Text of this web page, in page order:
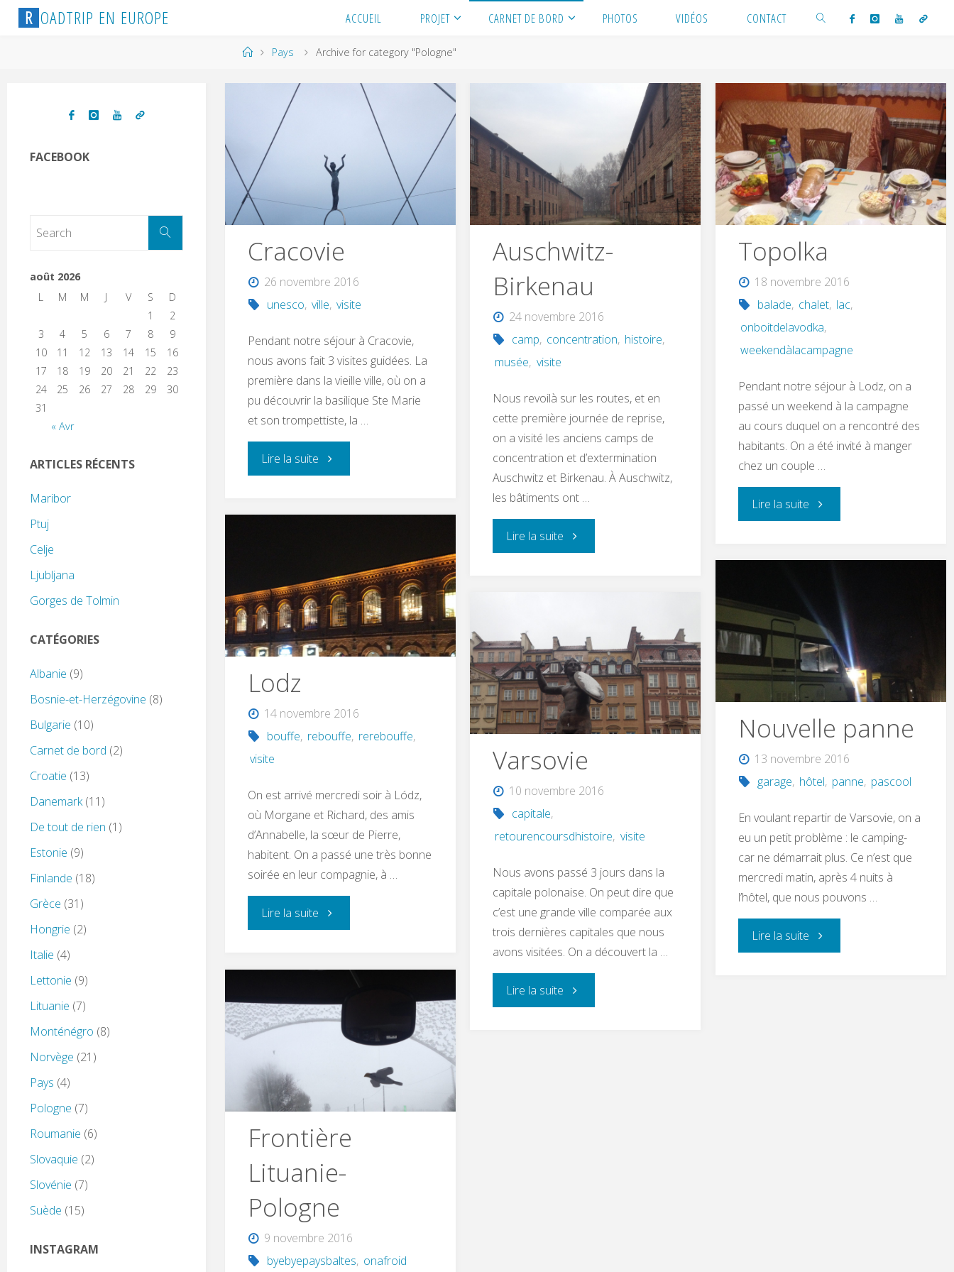
R OADTRIP EN EUROPE ACCUEIL PROJET CARNET DE BORD PHOTOS VIDÉOS CONTACT
Pays Archive for category "Pologne"
Cracovie
26 novembre 2016
unesco, ville, visite
Pendant notre séjour à Cracovie,
nous avons fait 3 visites guidées. La
première dans la vieille ville, où on a
pu découvrir la basilique Ste Marie
et son trompettiste, la …
Lire la suite
Auschwitz-
Birkenau
24 novembre 2016
camp, concentration, histoire,
musée, visite
Nous revoilà sur les routes, et en
cette première journée de reprise,
on a visité les anciens camps de
concentration et d’extermination
Auschwitz et Birkenau. À Auschwitz,
les bâtiments ont …
Lire la suite
Topolka
18 novembre 2016
balade, chalet, lac,
onboitdelavodka,
weekendàlacampagne
Pendant notre séjour à Lodz, on a
passé un weekend à la campagne
au cours duquel on a rencontré des
habitants. On a été invité à manger
chez un couple …
Lire la suite
Lodz
14 novembre 2016
bouffe, rebouffe, rerebouffe,
visite
On est arrivé mercredi soir à Lódz,
où Morgane et Richard, des amis
d’Annabelle, la sœur de Pierre,
habitent. On a passé une très bonne
soirée en leur compagnie, à …
Lire la suite
Nouvelle panne
13 novembre 2016
garage, hôtel, panne, pascool
En voulant repartir de Varsovie, on a
eu un petit problème : le camping-
car ne démarrait plus. Ce n’est que
mercredi matin, après 4 nuits à
l’hôtel, que nous pouvons …
Lire la suite
Varsovie
10 novembre 2016
capitale,
retourencoursdhistoire, visite
Nous avons passé 3 jours dans la
capitale polonaise. On peut dire que
c’est une grande ville comparée aux
trois dernières capitales que nous
avons visitées. On a découvert la …
Lire la suite
Frontière
Lituanie-
Pologne
9 novembre 2016
byebyepaysbaltes, onafroid
FACEBOOK
août 2026
L
M M J V S D
« Avr
1
2
3
4 5 6 7 8
9
10
11 12 13 14 15
16
17
18 19 20 21 22
23
24
25 26 27 28 29
30
31
ARTICLES RÉCENTS
Maribor
Ptuj
Celje
Ljubljana
Gorges de Tolmin
CATÉGORIES
Albanie (9)
Bosnie-et-Herzégovine (8)
Bulgarie (10)
Carnet de bord (2)
Croatie (13)
Danemark(11)
De tout de rien (1)
Estonie (9)
Finlande (18)
Grèce (31)
Hongrie (2)
Italie (4)
Lettonie (9)
Lituanie (7)
Monténégro (8)
Norvège (21)
Pays (4)
Pologne (7)
Roumanie (6)
Slovaquie (2)
Slovénie (7)
Suède (15)
INSTAGRAM